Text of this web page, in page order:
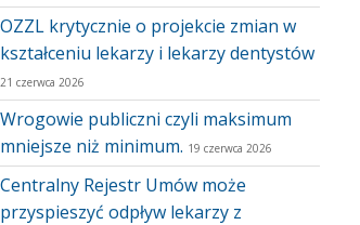
OZZL krytycznie o projekcie zmian w
kształceniu lekarzy i lekarzy dentystów
21 czerwca 2026
Wrogowie publiczni czyli maksimum
mniejsze niż minimum. 19 czerwca 2026
Centralny Rejestr Umów może
przyspieszyć odpływ lekarzy z